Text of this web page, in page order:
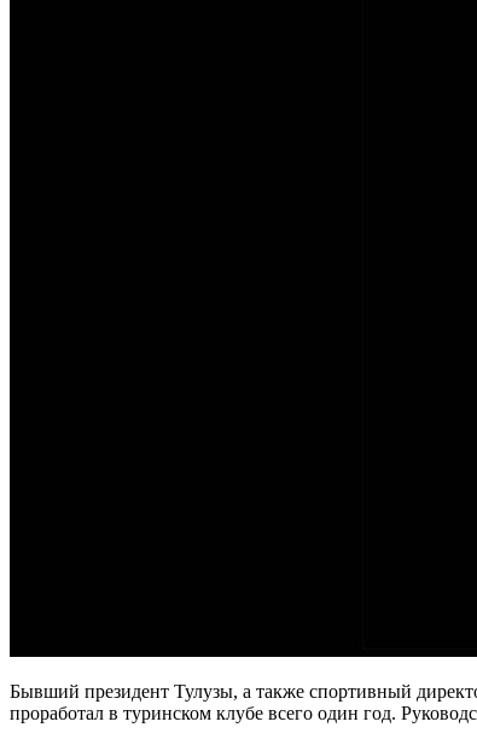
Бывший президент Тулузы, а также спортивный
проработал в туринском клубе всего один год.